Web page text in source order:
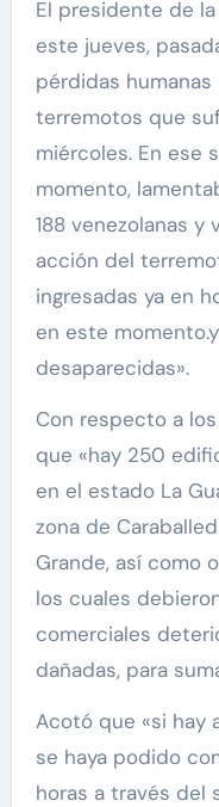
El presidente de
este jueves,
pérdidas
terremotos que
miércoles. En ese
momento,
188 venezolanas y
acción del
ingresadas ya en
en este
desaparecidas».
Con respecto a
que «hay 250
en el estado La
zona de
Grande, así como
los cuales
comerciales
dañadas, para
Acotó que «si hay
se haya podido
horas a través del